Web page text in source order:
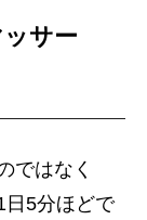
サー
ではなく
日5分ほどで